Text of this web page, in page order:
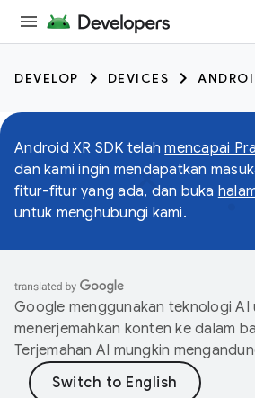
DEVELOP DEVICES
Android XR SDK telahmencapai
dan kami ingin mendapatkan
fitur-fitur yang ada, dan buka
untuk menghubungi kami.
Google menggunakan teknologi AI
menerjemahkan konten ke dalam
Terjemahan AI mungkin